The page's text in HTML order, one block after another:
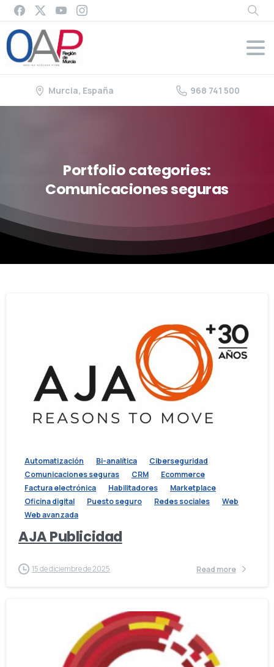
Murcia, España 968 741 500
Portfoliocategories:
Comunicacionesseguras
Automatización Bi-analítica
Ciberseguridad
Comunicaciones seguras
CRM
Ecommerce
Factura electrónica
Habilitadores
Marketplace
Oficina digital
Puesto seguro Redes sociales
Web
Web avanzada
AJA Publicidad
15 de diciembre de 2025 Read more